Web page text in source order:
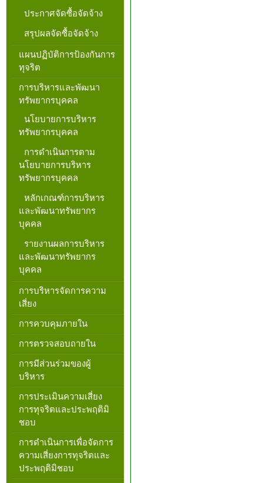
ประกาศจัดซื้อจัดจ้าง
สรุปผลจัดซื้อจัดจ้าง
แผนปฏิบัติการป้องกันการ
ทุจริต
การบริหารและพัฒนา
ทรัพยากรบุคคล
นโยบายการบริหาร
ทรัพยากรบุคคล
การดำเนินการตาม
นโยบายการบริหาร
ทรัพยากรบุคคล
หลักเกณฑ์การบริหาร
และพัฒนาทรัพยากร
บุคคล
รายงานผลการบริหาร
และพัฒนาทรัพยากร
บุคคล
การบริหารจัดการความ
เสี่ยง
การควบคุมภายใน
การตรวจสอบถายใน
การมีส่วนร่วมของผู้
บริหาร
การประเมินความเสี่ยง
การทุจริตและประพฤติมิ
ชอบ
การดำเนินการเพื่อจัดการ
ความเสี่ยงการทุจริตและ
ประพฤติมิชอบ